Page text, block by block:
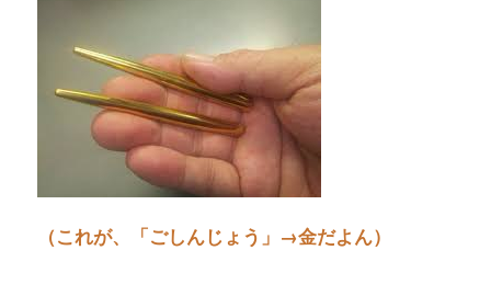
（これが、「ごしんじょう」→金だよん）